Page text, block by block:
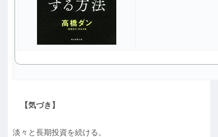
【気づき】
淡々と長期投資を続ける。